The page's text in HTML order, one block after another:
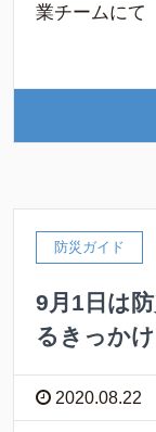
業チームにて
防災ガイド
9月1日は
るきっかけ
2020.08.22